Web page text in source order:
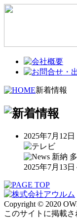
新着情報
2025年7月12日
新納
2025年7月13
Copyright © 2020
このサイトに掲載